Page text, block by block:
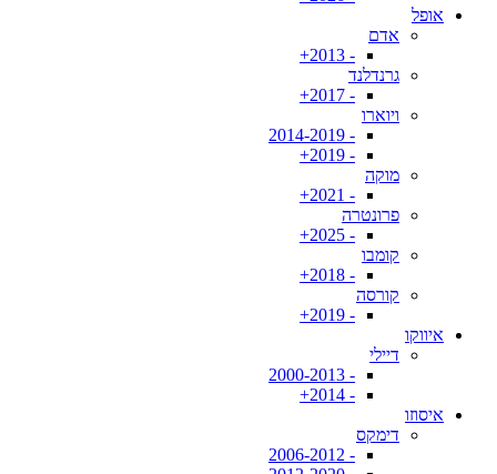
אופל
אדם
- 2013+
גרנדלנד
- 2017+
ויוארו
- 2014-2019
- 2019+
מוקה
- 2021+
פרונטרה
- 2025+
קומבו
- 2018+
קורסה
- 2019+
איווקו
דיילי
- 2000-2013
- 2014+
איסוזו
דימקס
- 2006-2012